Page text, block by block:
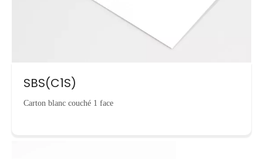
SBS(C1S)
Carton blanc couché 1 face